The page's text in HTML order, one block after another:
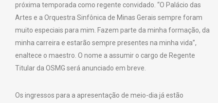
próxima temporada como regente convidado. “O Palácio das
Artes e a Orquestra Sinfônica de Minas Gerais sempre foram
muito especiais para mim. Fazem parte da minha formação, da
minha carreira e estarão sempre presentes na minha vida”,
enaltece o maestro. O nome a assumir o cargo de Regente
Titular da OSMG será anunciado em breve.
Os ingressos para a apresentação de meio-dia já estão